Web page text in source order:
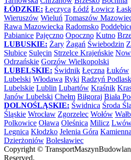
ŁÓDZKIE: Łęczyca Łódź Łowicz Łask
Wieruszów Wieluń Tomaszów
Rawa Mazowiecka Radomsko
Pabianice Pajęczno Opoczno Kutno
LUBUSKIE: Żary Żagań Świebodzin
Słubice Sulęcin Strzelce Krajeńskie
Odrzańskie Gorzów Wielkopolski
LUBELSKIE: Świdnik Łęczna Łuków
Lubelski Włodawa Ryki Radzyń
Lubelskie Lublin Lubartów Kraśnik
Janów Lubelski Chełm Biłgoraj Biała
DOLNOŚLĄSKIE: Świdnica Środa
Śląskie Wrocław Zgorzelec Wołów
Polkowice Oława Oleśnica Milicz
Legnica Kłodzko Jelenia Góra
Dzierżoniów Bolesławiec
Copyright ©
Reserved.